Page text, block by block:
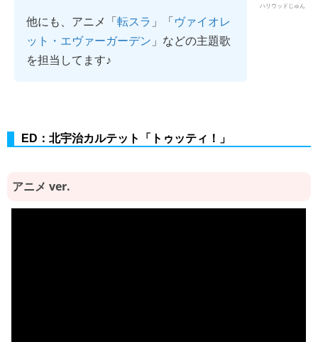
ハリウッドじゅん
他にも、アニメ「転スラ 」「ヴァイオレ
ット・エヴァーガーデン 」などの主題歌
を担当してます♪
ED：北宇治カルテット「トゥッティ！」
アニメ ver.